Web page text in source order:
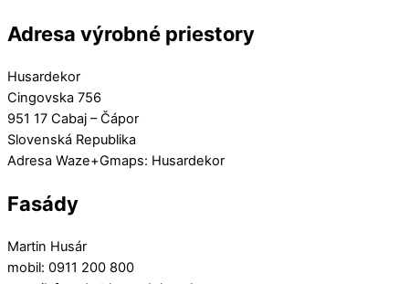
Adresa výrobné priestory
Husardekor
Cingovska 756
951 17 Cabaj – Čápor
Slovenská Republika
Adresa Waze+Gmaps: Husardekor
Fasády
Martin Husár
mobil: 0911 200 800